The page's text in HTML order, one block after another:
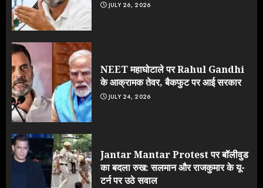
JULY 26, 2026
NEET महाघोटाले पर Rahul Gandhi
के आक्रामक तेवर, बैकफुट पर आई सरकार
JULY 24, 2026
Jantar Mantar Protest पर बॉलीवुड
का बदला रुख: सलमान और राजकुमार के यू-
टर्न पर उठे सवाल